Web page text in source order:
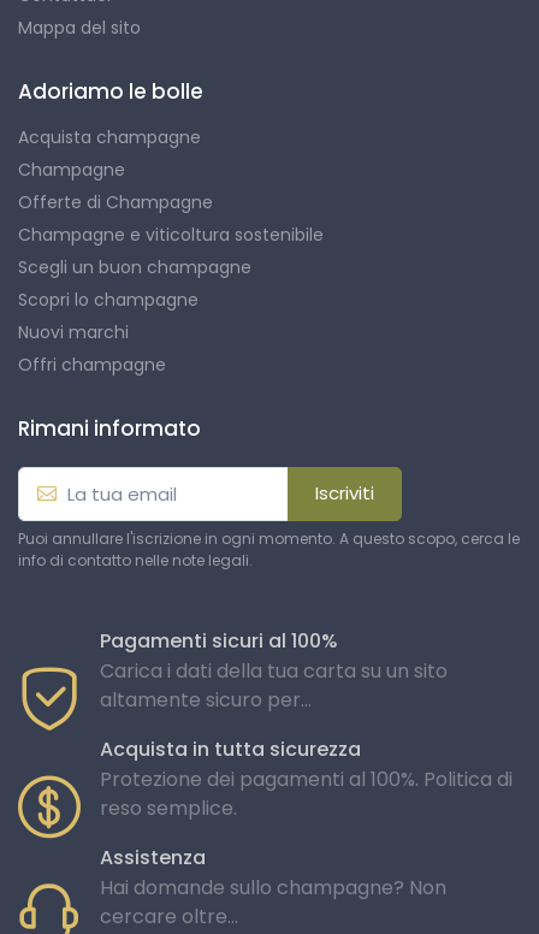
Mappa del sito
Adoriamo le bolle
Acquista champagne
Champagne
Offerte di Champagne
Champagne e viticoltura sostenibile
Scegli un buon champagne
Scopri lo champagne
Nuovi marchi
Offri champagne
Rimani informato
Iscriviti
Puoi annullare l'iscrizione in ogni momento. A questo scopo, cerca le
info di contatto nelle note legali.
Pagamenti sicuri al 100%
Carica i dati della tua carta su un sito
altamente sicuro per...
Acquista in tutta sicurezza
Protezione dei pagamenti al 100%. Politica di
reso semplice.
Assistenza
Hai domande sullo champagne? Non
cercare oltre...